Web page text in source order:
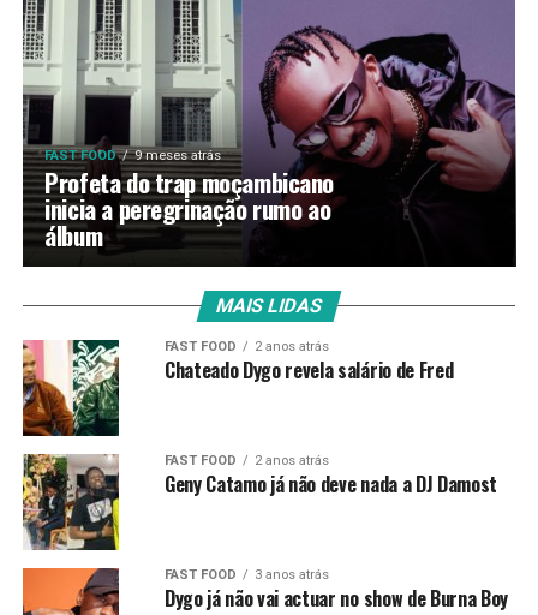
FAST FOOD 9 meses atrás
Profeta do trap moçambicano
inicia a peregrinação rumo ao
álbum
MAIS LIDAS
FAST FOOD 2 anos atrás
Chateado Dygo revela salário de Fred
FAST FOOD 2 anos atrás
Geny Catamo já não deve nada a DJ Damost
FAST FOOD 3 anos atrás
Dygo já não vai actuar no show de Burna Boy